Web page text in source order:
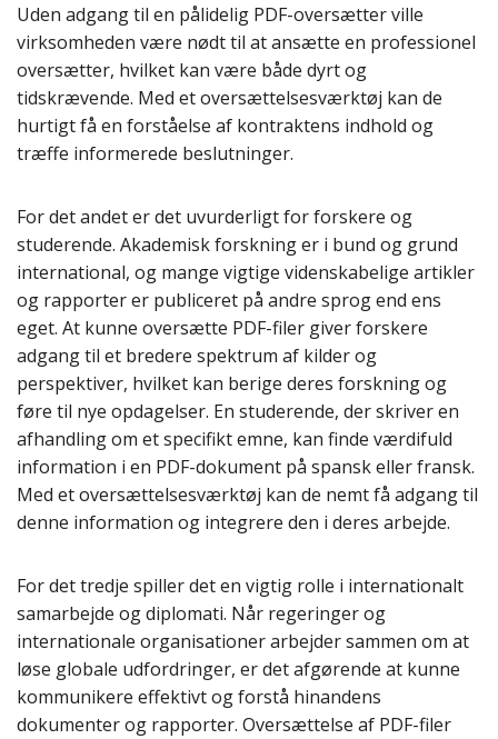
Uden adgang til en pålidelig PDF-oversætter ville
virksomheden være nødt til at ansætte en professionel
oversætter, hvilket kan være både dyrt og
tidskrævende. Med et oversættelsesværktøj kan de
hurtigt få en forståelse af kontraktens indhold og
træffe informerede beslutninger.
For det andet er det uvurderligt for forskere og
studerende. Akademisk forskning er i bund og grund
international, og mange vigtige videnskabelige artikler
og rapporter er publiceret på andre sprog end ens
eget. At kunne oversætte PDF-filer giver forskere
adgang til et bredere spektrum af kilder og
perspektiver, hvilket kan berige deres forskning og
føre til nye opdagelser. En studerende, der skriver en
afhandling om et specifikt emne, kan finde værdifuld
information i en PDF-dokument på spansk eller fransk.
Med et oversættelsesværktøj kan de nemt få adgang til
denne information og integrere den i deres arbejde.
For det tredje spiller det en vigtig rolle i internationalt
samarbejde og diplomati. Når regeringer og
internationale organisationer arbejder sammen om at
løse globale udfordringer, er det afgørende at kunne
kommunikere effektivt og forstå hinandens
dokumenter og rapporter. Oversættelse af PDF-filer